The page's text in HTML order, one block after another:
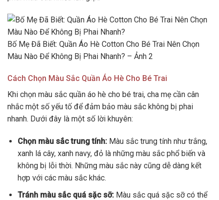
Bố Mẹ Đã Biết: Quần Áo Hè Cotton Cho Bé Trai Nên Chọn
Màu Nào Để Không Bị Phai Nhanh? – Ảnh 2
Cách Chọn Màu Sắc Quần Áo Hè Cho Bé Trai
Khi chọn màu sắc quần áo hè cho bé trai, cha mẹ cần cân
nhắc một số yếu tố để đảm bảo màu sắc không bị phai
nhanh. Dưới đây là một số lời khuyên:
Chọn màu sắc trung tính:Màu sắc trung tính như trắng,
xanh lá cây, xanh navy, đỏ là những màu sắc phổ biến và
không bị lỗi thời. Những màu sắc này cũng dễ dàng kết
hợp với các màu sắc khác.
Tránh màu sắc quá sặc sỡ:Màu sắc quá sặc sỡ có thể